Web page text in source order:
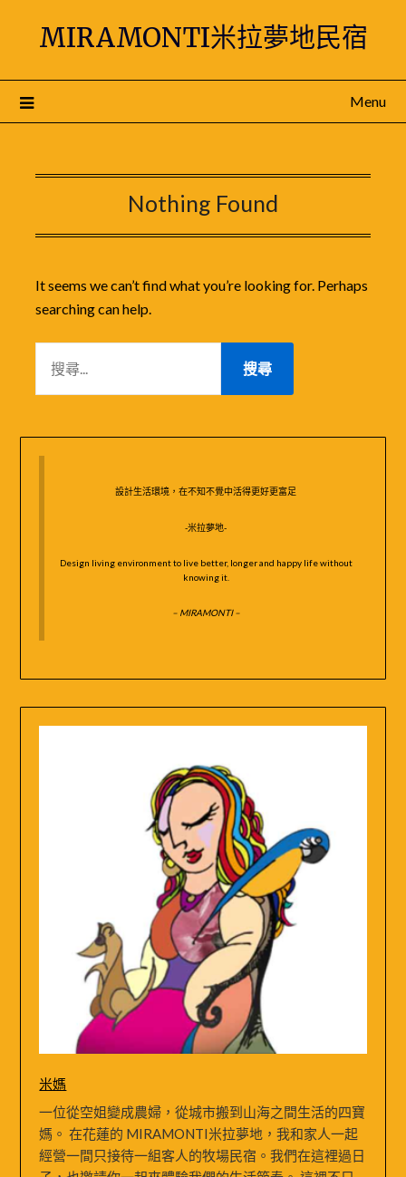
MIRAMONTI米拉夢地民宿
Menu
Nothing Found
It seems we can’t find what you’re looking for. Perhaps
searching can help.
關
設計生活環境，在不知不覺中活得更好更富足
-米拉夢地-
Design living environment to live better, longer and happy life without
knowing it.
– MIRAMONTI –
米媽
一位從空姐變成農婦，從城市搬到山海之間生活的四寶
媽。 在花蓮的 MIRAMONTI米拉夢地，我和家人一起
經營一間只接待一組客人的牧場民宿。我們在這裡過日